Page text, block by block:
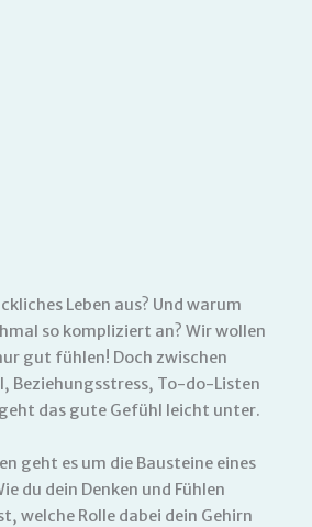
Leben aus? Und warum
so kompliziert an? Wir wollen
gut fühlen! Doch zwischen
Beziehungsstress, To-do-Listen
das gute Gefühl leicht unter.
geht es um die Bausteine eines
du dein Denken und Fühlen
welche Rolle dabei dein Gehirn